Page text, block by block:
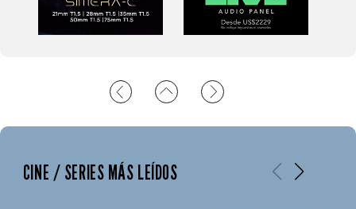
CINE / SERIES MÁS LEÍDOS